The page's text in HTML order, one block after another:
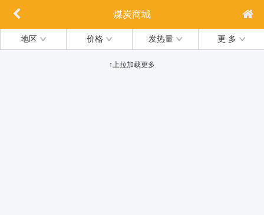
煤炭商城
地区 价格 发热量 更 多
↑上拉加载更多